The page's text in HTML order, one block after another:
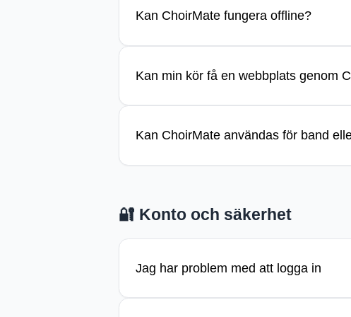
Du kan när som helst skaka din
hitta rätt ton och är tillgängligt för
Kan ChoirMate fungera offline?
Ja, om du eller din kör har en
öppna noterna eller ljudfilen en gång
Kan min kör få en webbplats genom
Ja! En modern och lätthanterlig
som är enkel att uppdatera och ser
Kan ChoirMate användas för band
gruppen. Även om stödet är bra för
🔐 Konto och säkerhet
Jag har problem med att logga in